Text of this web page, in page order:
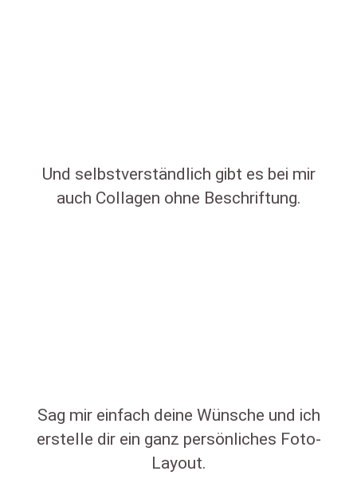
Und selbstverständlich gibt es bei mir
auch Collagen ohne Beschriftung.
Sag mir einfach deine Wünsche und ich
erstelle dir ein ganz persönliches Foto-
Layout.